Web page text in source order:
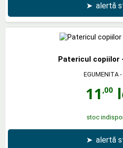
➤ alertă
Patericul copiilor
EGUMENITA-
11 ,00
stoc
➤ alertă